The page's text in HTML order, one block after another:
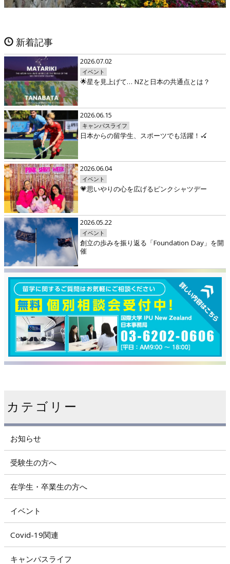
新着記事
2026.07.02
イベント
🌟星を見上げて… NZと日本の共通点とは？
2026.06.15
キャンパスライフ
日本からの留学生、スポーツでも活躍！🏑
2026.06.04
イベント
💗思いやりの心を広げるピンクシャツデー
2026.05.22
イベント
創立の歩みを振り返る「Foundation Day」を開
催
カテゴリー
お知らせ
受験生の方へ
在学生・卒業生の方へ
イベント
Covid-19関連
キャンパスライフ